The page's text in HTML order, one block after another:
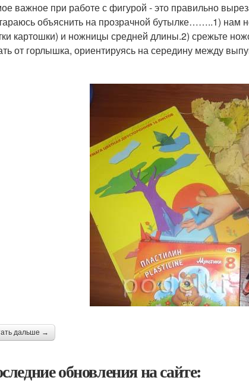
важное при работе с фигурой - это правильно
объяснить на прозрачной бутылке……..1) нам
картошки) и ножницы средней длины.2) срежьте
от горлышка, ориентируясь на середину между
дальше →
обновления на сайте: